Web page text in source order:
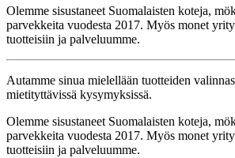
Olemme sisustaneet Suomalaisten koteja,
parvekkeita vuodesta 2017. Myös monet
tuotteisiin ja palveluumme.
Autamme sinua mielellään tuotteiden
mietityttävissä kysymyksissä.
Olemme sisustaneet Suomalaisten koteja,
parvekkeita vuodesta 2017. Myös monet
tuotteisiin ja palveluumme.